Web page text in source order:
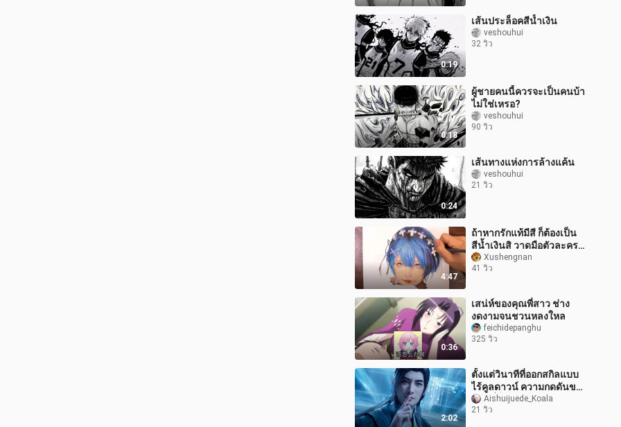
0:19
เส้นประล็อคสีน้ำเงิน
veshouhui
32 วิว
0:18
ผู้ชายคนนี้ควรจะเป็นคนบ้า
ไม่ใช่เหรอ?
veshouhui
90 วิว
0:24
เส้นทางแห่งการล้างแค้น
veshouhui
21 วิว
4:47
ถ้าหากรักแท้มีสี ก็ต้องเป็น
สีน้ำเงินสิ วาดมือตัวละคร
เรม Re:Zero
Xushengnan
41 วิว
0:36
เสน่ห์ของคุณพี่สาว ช่าง
งดงามจนชวนหลงใหล
feichidepanghu
325 วิว
2:02
ตั้งแต่วินาทีที่ออกสกิลแบบ
ไร้คูลดาวน์ ความกดดันของ
หานลี่ก็พุ่งสูงสุดทันที!
Aishuijuede_Koala
21 วิว